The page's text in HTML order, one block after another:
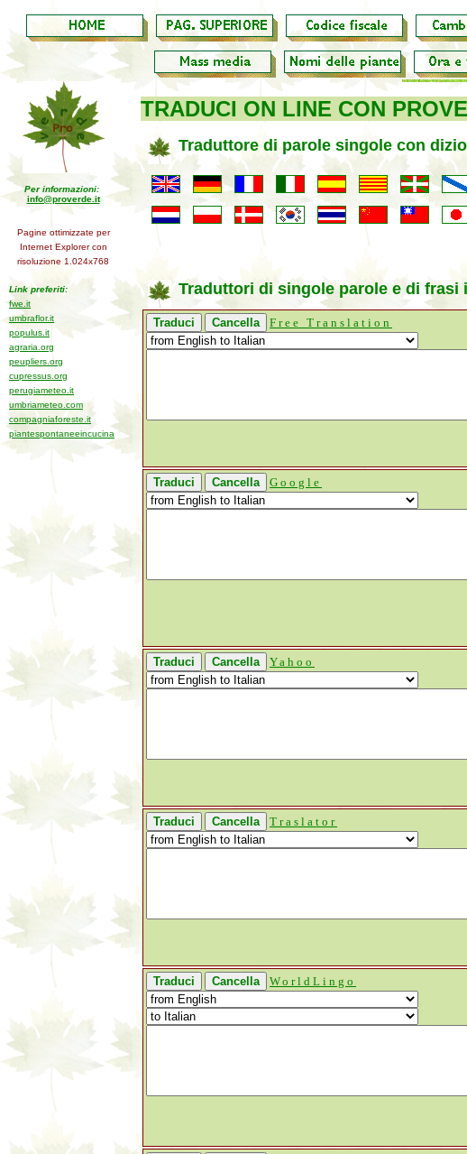
Per informazioni:
info@proverde.it
Pagine ottimizzate per
Internet Explorer con
risoluzione 1.024x768
Link preferiti:
fwe.it
umbraflor.it
populus.it
agraria.org
peupliers.org
cupressus.org
perugiameteo.it
umbriameteo.com
compagniaforeste.it
piantespontaneeincucina
TRADUCI ON LINE CON
Traduttore di parole singole con
Traduttori di singole parole e di frasi
Free Translation
Google
Yahoo
Traslator
WorldLingo